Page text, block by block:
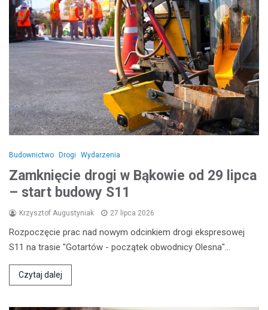
Budownictwo Drogi Wydarzenia
Zamknięcie drogi w Bąkowie od 29 lipca
– start budowy S11
Krzysztof Augustyniak 27 lipca 2026
Rozpoczęcie prac nad nowym odcinkiem drogi ekspresowej
S11 na trasie "Gotartów - początek obwodnicy Olesna"…
Czytaj dalej